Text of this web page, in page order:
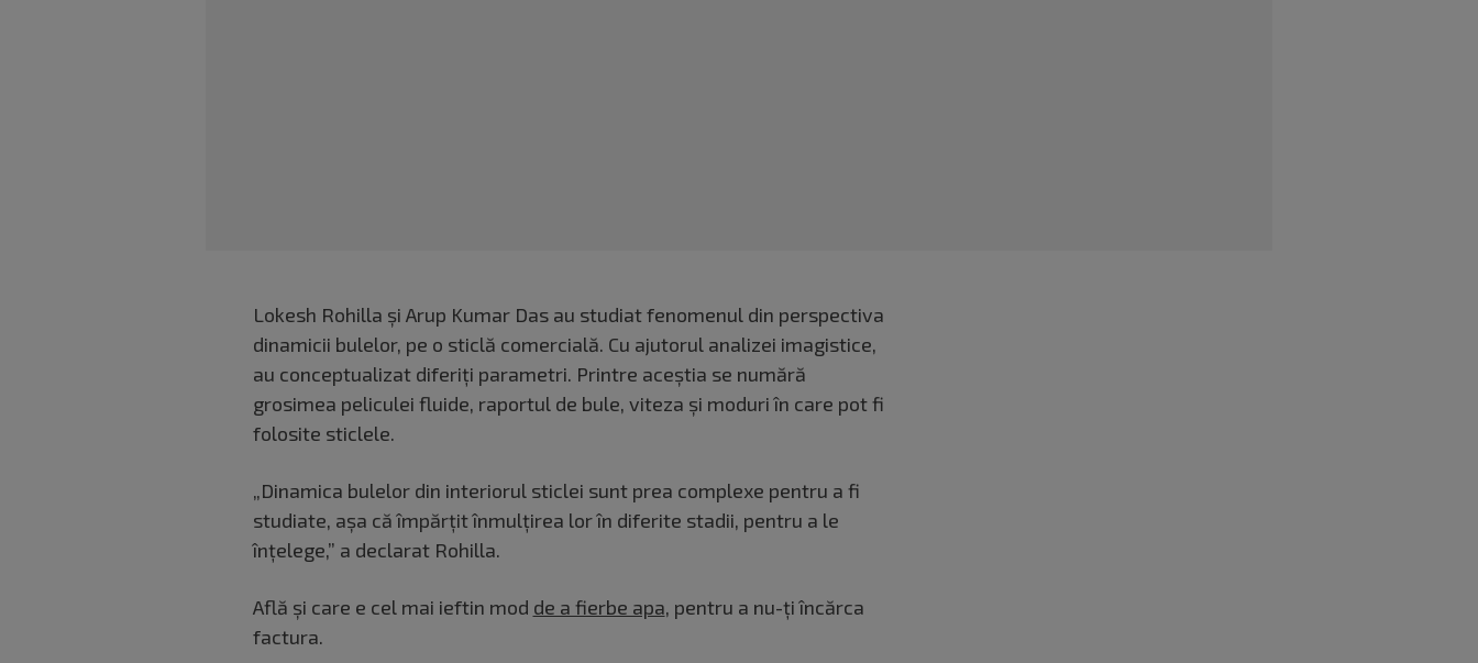
Lokesh Rohilla și Arup Kumar Das au studiat fenomenul din perspectiva
dinamicii bulelor, pe o sticlă comercială. Cu ajutorul analizei imagistice,
au conceptualizat diferiți parametri. Printre aceștia se numără
grosimea peliculei fluide, raportul de bule, viteza și moduri în care pot fi
folosite sticlele.
„Dinamica bulelor din interiorul sticlei sunt prea complexe pentru a fi
studiate, așa că împărțit înmulțirea lor în diferite stadii, pentru a le
înțelege,” a declarat Rohilla.
Află și care e cel mai ieftin mod de a fierbe apa, pentru a nu-ți încărca
factura.